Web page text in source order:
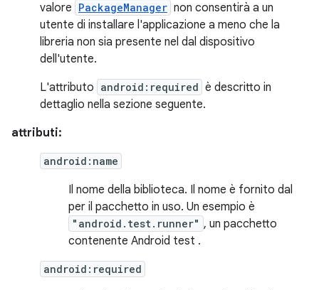
valore PackageManager non consentirà a un
utente di installare l'applicazione a meno che la
libreria non sia presente nel dal dispositivo
dell'utente.
L'attributo android:required è descritto in
dettaglio nella sezione seguente.
attributi:
android:name
Il nome della biblioteca. Il nome è fornito dal
per il pacchetto in uso. Un esempio è
"android.test.runner" , un pacchetto
contenente Android test .
android:required